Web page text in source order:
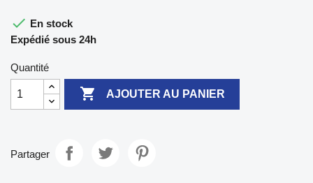
 En stock
Expédié sous 24h
Quantité
 AJOUTER AU PANIER
Partager